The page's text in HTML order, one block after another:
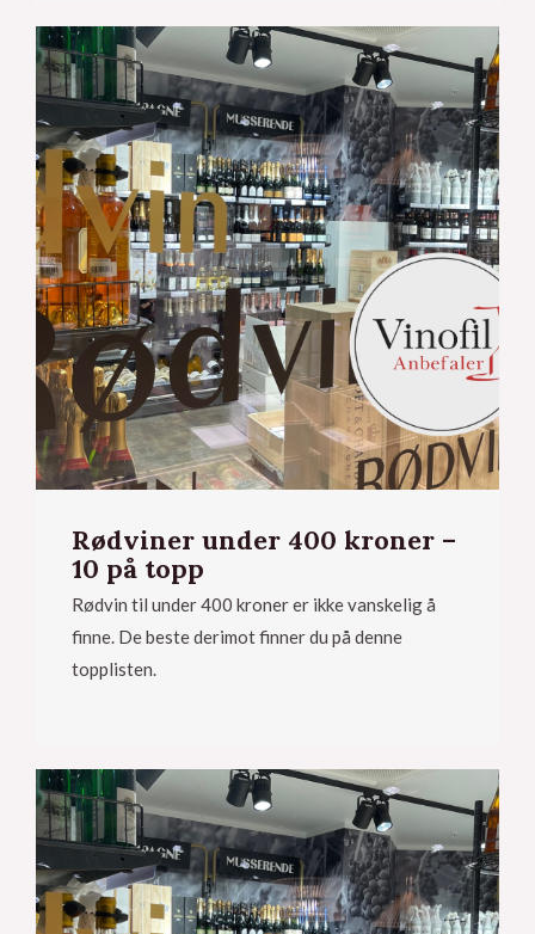
Rødviner under 400 kroner –
10 på topp
Rødvin til under 400 kroner er ikke vanskelig å
finne. De beste derimot finner du på denne
topplisten.